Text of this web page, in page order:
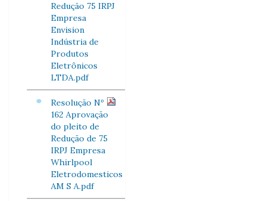
Redução 75 IRPJ
Empresa
Envision
Indústria de
Produtos
Eletrônicos
LTDA.pdf
Resolução Nº
162 Aprovação
do pleito de
Redução de 75
IRPJ Empresa
Whirlpool
Eletrodomesticos
AM S A.pdf